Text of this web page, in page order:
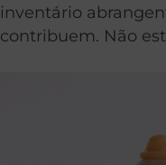
inventário
contribuem. Não